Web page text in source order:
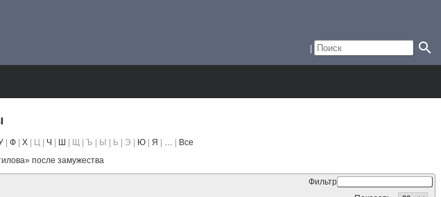
| Ф| Х| Ц | Ч Ш | Щ | Ъ | Ы | Ь | Э | Ю| Я …
Все
» после замужества
Фильтр